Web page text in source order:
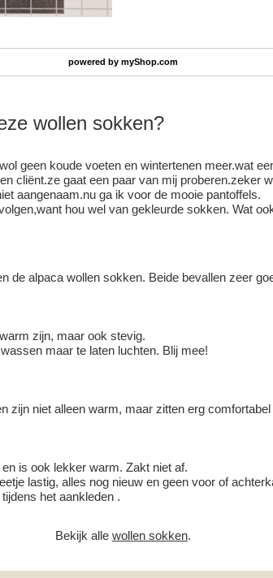
powered bymyShop.com
wollen sokken?
geen koude voeten en wintertenen meer.wat
cliënt.ze gaat een paar van mij proberen.zeker
aangenaam.nu ga ik voor de mooie pantoffels.
hou wel van gekleurde sokken. Wat
de alpaca wollen sokken. Beide bevallen zeer
zijn, maar ook stevig.
maar te laten luchten. Blij mee!
zijn niet alleen warm, maar zitten erg comfortabel
is ook lekker warm. Zakt niet af.
lastig, alles nog nieuw en geen voor of
het aankleden .
Bekijk allewollen sokken.